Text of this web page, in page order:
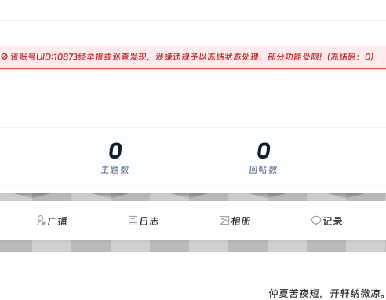
🚫 该账号UID:10873经举报或巡查发现，涉嫌违规予以冻结状态处理，部分功能受限!（冻结码：0）
0
主题数
0
回帖数
广播 日志 相册 记录
仲夏苦夜短，开轩纳微凉。